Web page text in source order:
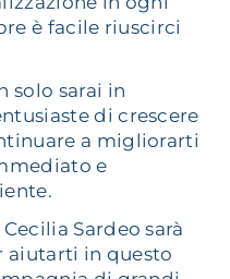
è facile riuscirci
solo sarai in
di crescere
a migliorarti
e
Sardeo sarà
aiutarti in questo